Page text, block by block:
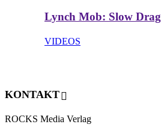
Lynch Mob: Slow Drag
VIDEOS
KONTAKT
ROCKS Media Verlag